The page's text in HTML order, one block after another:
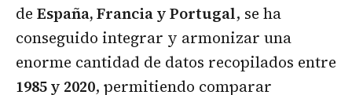
de España, Francia y Portugal, se ha
conseguido integrar y armonizar una
enorme cantidad de datos recopilados entre
1985 y 2020, permitiendo comparar